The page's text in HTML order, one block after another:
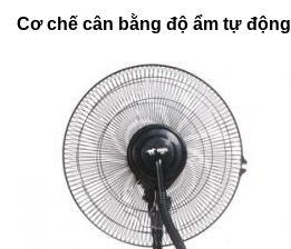
Cơ chế cân bằng độ ẩm tự động